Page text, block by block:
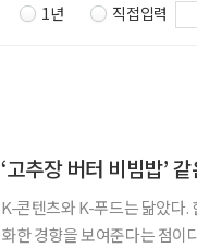
1년 직접입력
‘고추장 버터 비빔밥’
K-콘텐츠와 K-푸드는 닮았다.
화한 경향을 보여준다는 점이